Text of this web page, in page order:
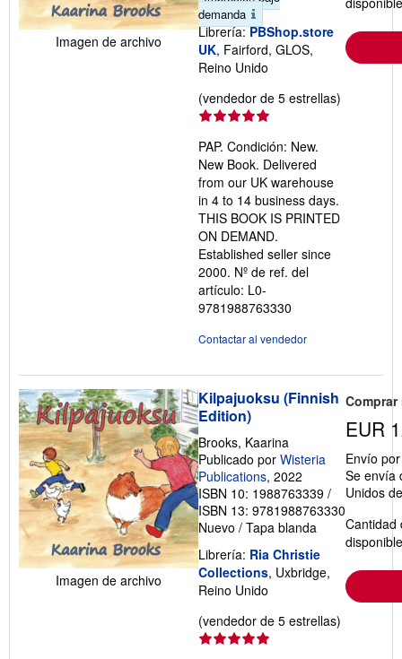
Imagen de archivo
demanda
Librería: PBShop.store
UK, Fairford, GLOS,
Reino Unido
(vendedor de 5 estrellas)
PAP. Condición: New.
New Book. Delivered
from our UK warehouse
in 4 to 14 business days.
THIS BOOK IS PRINTED
ON DEMAND.
Established seller since
2000. Nº de ref. del
artículo: L0-
9781988763330
Contactar al vendedor
Imagen de archivo
Kilpajuoksu (Finnish
Edition)
Brooks, Kaarina
Publicado por Wisteria
Publications, 2022
ISBN 10: 1988763339 /
ISBN 13: 9781988763330
Nuevo / Tapa blanda
Librería: Ria Christie
Collections, Uxbridge,
Reino Unido
(vendedor de 5 estrellas)
EUR
Envío
Se envía
Unidos
Cantidad